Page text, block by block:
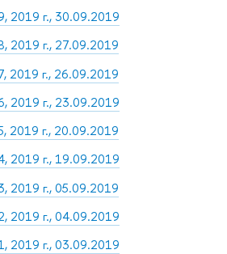
2019 г., 30.09.2019
2019 г., 27.09.2019
2019 г., 26.09.2019
2019 г., 23.09.2019
2019 г., 20.09.2019
2019 г., 19.09.2019
2019 г., 05.09.2019
2019 г., 04.09.2019
2019 г., 03.09.2019